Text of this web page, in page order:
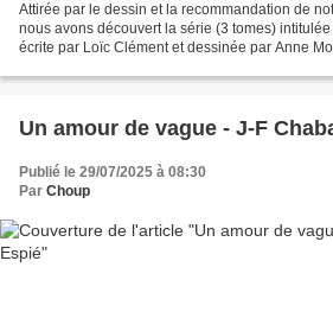
Attirée par le dessin et la recommandation de
nous avons découvert la série (3 tomes)
écrite par Loïc Clément et dessinée par Anne
Un amour de vague - J-F
Publié le 29/07/2025 à 08:30
Par Choup